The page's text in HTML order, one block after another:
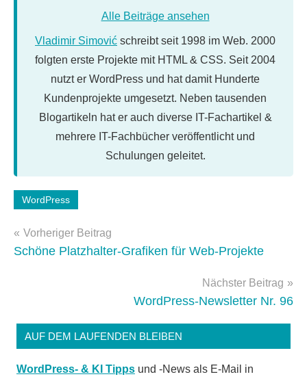
Alle Beiträge ansehen
Vladimir Simović schreibt seit 1998 im Web. 2000
folgten erste Projekte mit HTML & CSS. Seit 2004
nutzt er WordPress und hat damit Hunderte
Kundenprojekte umgesetzt. Neben tausenden
Blogartikeln hat er auch diverse IT-Fachartikel &
mehrere IT-Fachbücher veröffentlicht und
Schulungen geleitet.
Schlagwörter:
WordPress-
Tipps
WordPress
Beitragsnavigation
Vorheriger Beitrag
Schöne Platzhalter-Grafiken für Web-Projekte
Nächster Beitrag
WordPress-Newsletter Nr. 96
AUF DEM LAUFENDEN BLEIBEN
WordPress- & KI Tipps und -News als E-Mail in